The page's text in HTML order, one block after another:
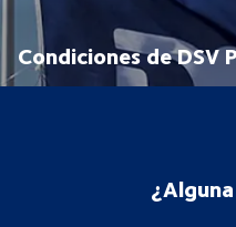
Condiciones de DSV